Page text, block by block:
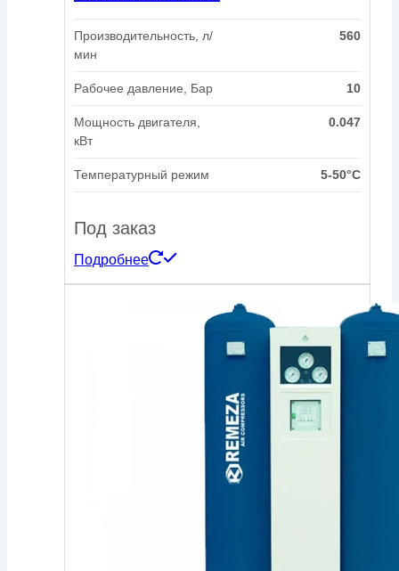
Производительность, л/
мин
560
Рабочее давление, Бар 10
Мощность двигателя,
кВт
0.047
Температурный режим 5-50°C
Под заказ
Подробнее